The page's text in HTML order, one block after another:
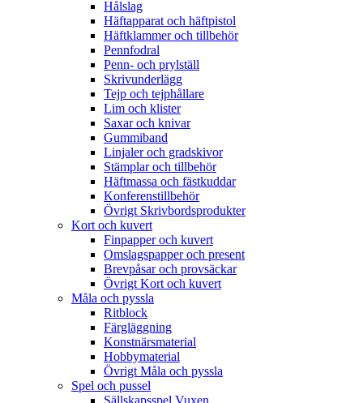
Hålslag
Häftapparat och häftpistol
Häftklammer och tillbehör
Pennfodral
Penn- och prylställ
Skrivunderlägg
Tejp och tejphållare
Lim och klister
Saxar och knivar
Gummiband
Linjaler och gradskivor
Stämplar och tillbehör
Häftmassa och fästkuddar
Konferenstillbehör
Övrigt Skrivbordsprodukter
Kort och kuvert
Finpapper och kuvert
Omslagspapper och present
Brevpåsar och provsäckar
Övrigt Kort och kuvert
Måla och pyssla
Ritblock
Färgläggning
Konstnärsmaterial
Hobbymaterial
Övrigt Måla och pyssla
Spel och pussel
Sällskapsspel Vuxen